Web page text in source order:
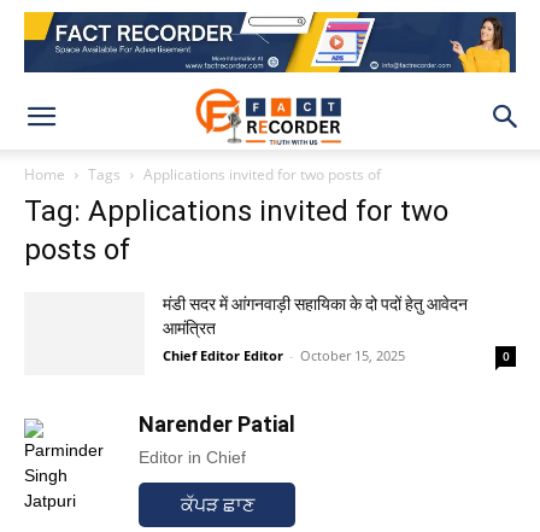
Home Tags Applications invited for two posts of
Tag: Applications invited for two
posts of
मंडी सदर में आंगनवाड़ी सहायिका के दो पदों हेतु आवेदन
आमंत्रित
Chief Editor Editor - October 15, 2025 0
Narender Patial
Editor in Chief
ਕੱਪੜ ਛਾਣ